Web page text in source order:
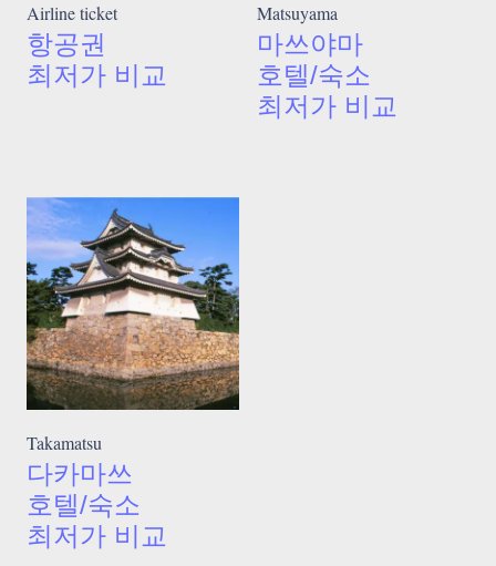
Airline ticket
항공권
최저가 비교
Matsuyama
마쓰야마
호텔/숙소
최저가 비교
Takamatsu
다카마쓰
호텔/숙소
최저가 비교